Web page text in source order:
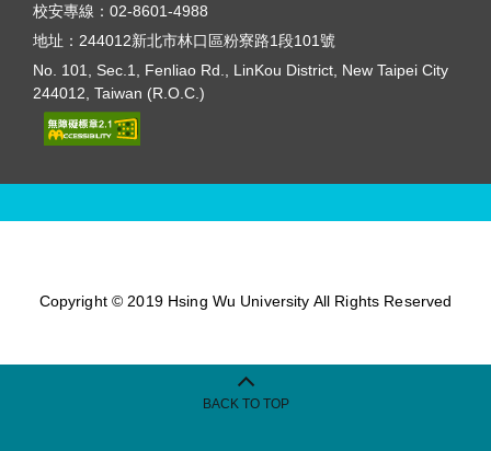
校安專線： 02-8601-4988
地址： 244012新北市林口區粉寮路1段101號
No. 101, Sec.1, Fenliao Rd., LinKou District, New Taipei City
244012, Taiwan (R.O.C.)
Copyright © 2019 Hsing Wu University All Rights Reserved
BACK TO TOP